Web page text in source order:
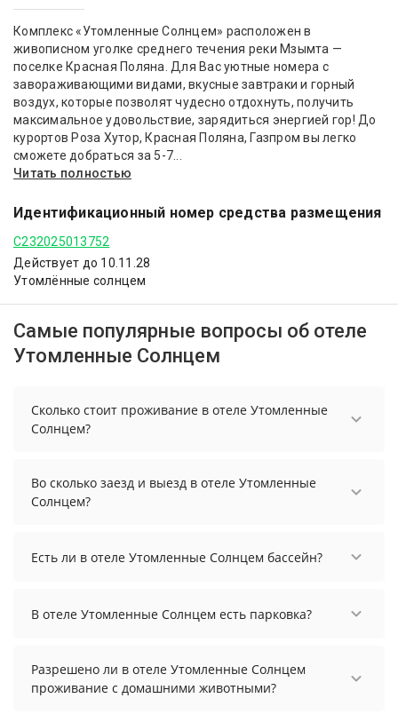
Комплекс «Утомленные Солнцем» расположен в
живописном уголке среднего течения реки Мзымта —
поселке Красная Поляна. Для Вас уютные номера с
завораживающими видами, вкусные завтраки и горный
воздух, которые позволят чудесно отдохнуть, получить
максимальное удовольствие, зарядиться энергией гор! До
курортов Роза Хутор, Красная Поляна, Газпром вы легко
сможете добраться за 5-7...
Читать полностью
Идентификационный номер средства размещения
С232025013752
Действует до 10.11.28
Утомлённые солнцем
Самые популярные вопросы об отеле
Утомленные Солнцем
Сколько стоит проживание в отеле Утомленные
Солнцем?
Солнцем начинается от 2784 рублей. Чтобы
увидеть актуальные цены на проживание,
выберите нужные даты и количество гостей.
Во сколько заезд и выезд в отеле Утомленные
Солнцем?
осуществить до 12:00.
Есть ли в отеле Утомленные Солнцем бассейн?
В отеле Утомленные Солнцем есть парковка?
уточните информацию перед бронированием у
менеджера, возможно, услуга оплачивается
Разрешено ли в отеле Утомленные Солнцем
проживание с домашними животными?